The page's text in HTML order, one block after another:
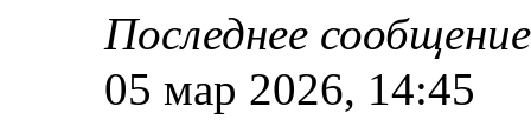
Последнее
05 мар 2026, 14:45